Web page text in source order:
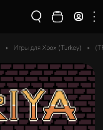
Игры для Xbox (Turkey)